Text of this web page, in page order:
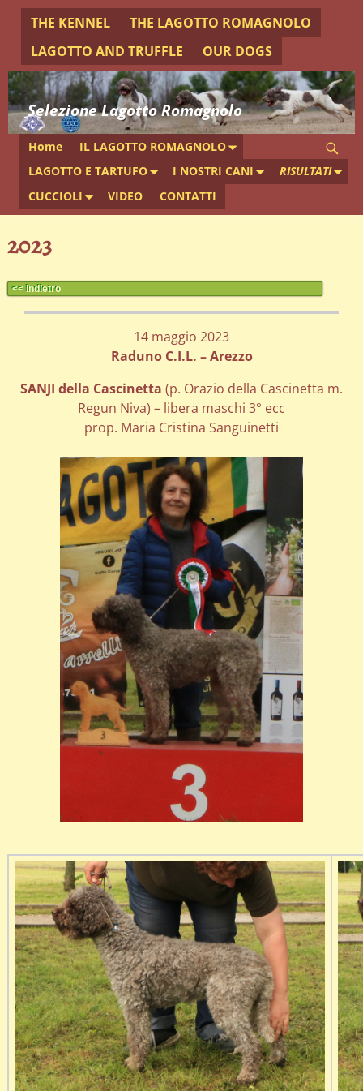
THE KENNEL
THE LAGOTTO ROMAGNOLO
LAGOTTO AND TRUFFLE
OUR DOGS
Selezione Lagotto Romagnolo
Home
IL LAGOTTO ROMAGNOLO
LAGOTTO E TARTUFO
I NOSTRI CANI
RISULTATI
CUCCIOLI
VIDEO CONTATTI
2023
<< Indietro
14 maggio 2023
Raduno C.I.L. – Arezzo
SANJI della Cascinetta (p. Orazio della Cascinetta m.
Regun Niva) – libera maschi 3° ecc
prop. Maria Cristina Sanguinetti